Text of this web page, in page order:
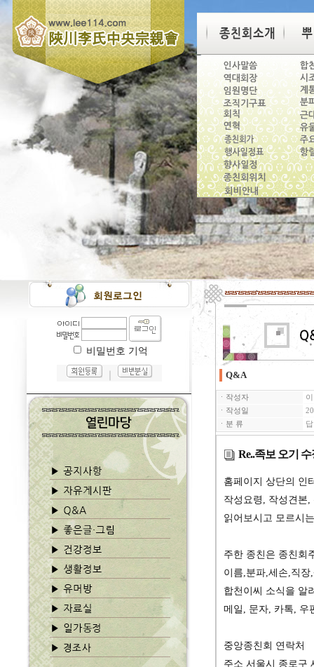
비밀번호 기억
Q&A
ㆍ작성자
ㆍ작성일
ㆍ분 류
Re..족보 오기
홈페이지 상단의 인
작성요령, 작성견본
읽어보시고 모르시
주한 종친은 종친회
이름,분파,세손,직
합천이씨 소식을 알
메일, 문자, 카톡, 우
중앙종친회 연락처
주소 서울시 종로구